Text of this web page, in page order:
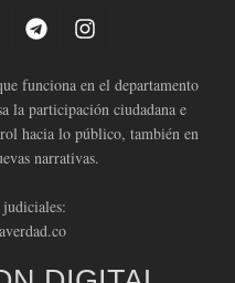
funciona en el departamento
la participación ciudadana e
hacia lo público, también en
narrativas.